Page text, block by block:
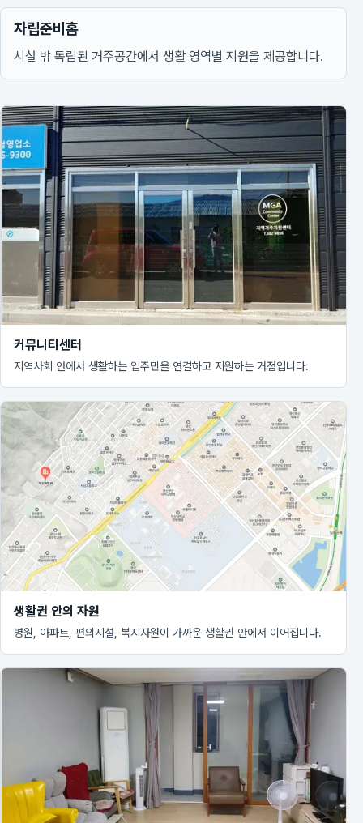
자립준비홈
시설 밖 독립된 거주공간에서 생활 영역별 지원을 제공합니다.
커뮤니티센터
지역사회 안에서 생활하는 입주민을 연결하고 지원하는 거점입니다.
생활권 안의 자원
병원, 아파트, 편의시설, 복지자원이 가까운 생활권 안에서 이어집니다.